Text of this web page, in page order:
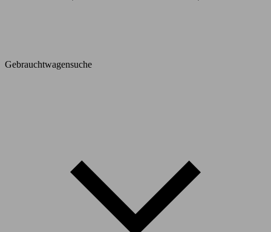
Gebrauchtwagensuche